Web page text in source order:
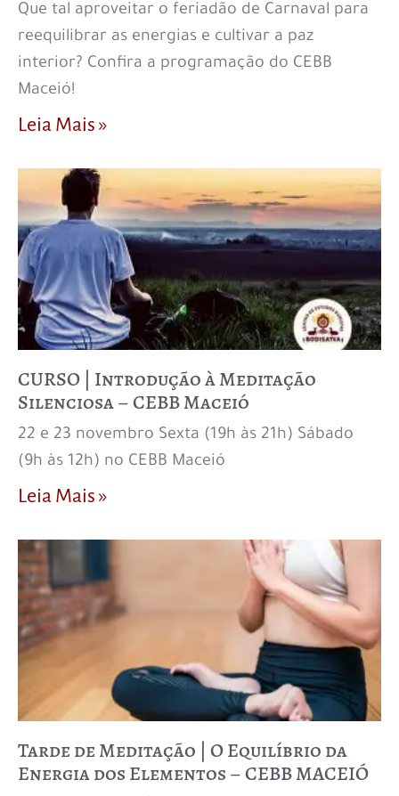
Que tal aproveitar o feriadão de Carnaval para
reequilibrar as energias e cultivar a paz
interior? Confira a programação do CEBB
Maceió!
Leia Mais »
CURSO | Introdução à Meditação
Silenciosa – CEBB Maceió
22 e 23 novembro Sexta (19h às 21h) Sábado
(9h às 12h) no CEBB Maceió
Leia Mais »
Tarde de Meditação | O Equilíbrio da
Energia dos Elementos – CEBB MACEIÓ